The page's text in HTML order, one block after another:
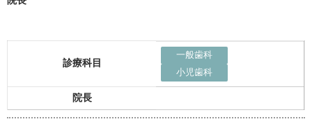
診療科目
一般歯科
小児歯科
院長